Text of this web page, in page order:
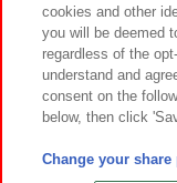
cookies and other
you will be deemed
regardless of the
understand and
consent on the
below, then click
Change your share